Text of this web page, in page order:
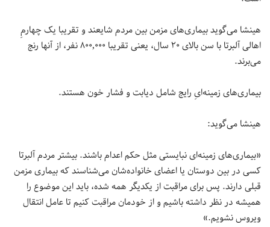
هینشا می‌گوید بیماری‌های مزمن بین مردم شایعند و تقریبا یک چهارمِ
اهالی آلبرتا با سن بالای ۲۰ سال، یعنی تقریبا ۸۰۰,۰۰۰ نفر، از آنها رنج
می‌برند.
بیماری‌های زمینه‌ایِ رایج شامل دیابت و فشار خون هستند.
هینشا می‌گوید:
«بیماری‌های زمینه‌ای نبایستی مثل حکم اعدام باشند. بیشتر مردم آلبرتا
کسی در بین دوستان یا اعضای خانواده‌شان می‌شناسند که بیماری مزمن
قبلی دارند. پس برای مراقبت از یکدیگر همه شده، باید این موضوع را
همیشه در نظر داشته باشیم و از خودمان مراقبت کنیم تا عامل انتقال
ویروس نشویم.»